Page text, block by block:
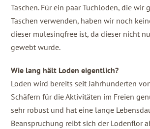
Taschen. Für ein paar Tuchloden, die wir
Taschen verwenden, haben wir noch
dieser mulesingfree ist, da dieser nicht
gewebt wurde.
Wie lang hält Loden eigentlich?
Loden wird bereits seit Jahrhunderten
Schäfern für die Aktivitäten im Freien
sehr robust und hat eine lange
Beanspruchung reibt sich der Lodenflor